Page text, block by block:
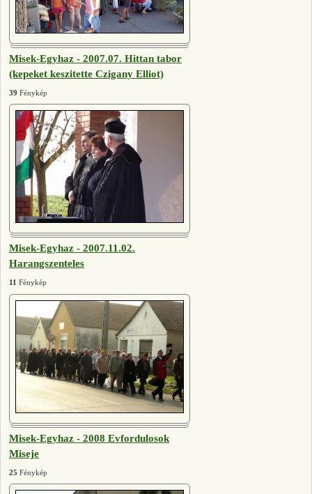
Misek-Egyhaz - 2007.07. Hittan tabor
(kepeket keszitette Czigany Elliot)
39 Fénykép
Misek-Egyhaz - 2007.11.02.
Harangszenteles
11 Fénykép
Misek-Egyhaz - 2008 Evfordulosok
Miseje
25 Fénykép